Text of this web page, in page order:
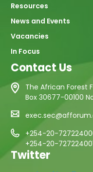
Resources
News and Events
Vacancies
In Focus
Contact Us
The African Forest
Box 30677-00100
+254-20-
+254-20-
Twitter